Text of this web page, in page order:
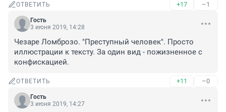
ОТВЕТИТЬ +17 –1
Гость
3 июня 2019, 14:28
Чезаре Ломброзо. "Преступный человек". Просто
иллюстрации к тексту. За один вид - пожизненное с
конфискацией.
ОТВЕТИТЬ +11 –0
Гость
3 июня 2019, 14:27